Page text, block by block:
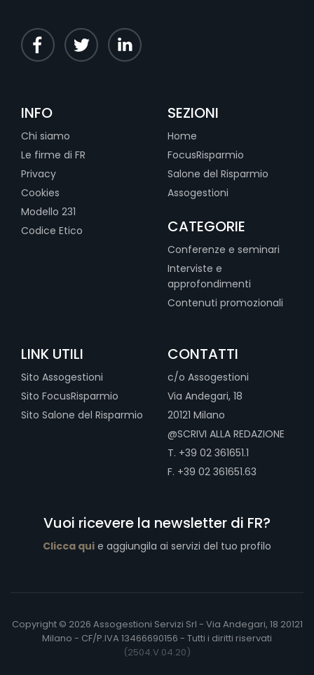
INFO
Chi siamo
Le firme di FR
Privacy
Cookies
Modello 231
Codice Etico
SEZIONI
Home
FocusRisparmio
Salone del Risparmio
Assogestioni
CATEGORIE
Conferenze e seminari
Interviste e
approfondimenti
Contenuti promozionali
LINK UTILI
Sito Assogestioni
Sito FocusRisparmio
Sito Salone del Risparmio
CONTATTI
c/o Assogestioni
Via Andegari, 18
20121 Milano
@SCRIVI ALLA REDAZIONE
T. +39 02 361651.1
F. +39 02 361651.63
Vuoi ricevere la newsletter di FR?
Clicca qui e aggiungila ai servizi del tuo profilo
Copyright © 2026 Assogestioni Servizi Srl - Via Andegari, 18 20121
Milano - CF/P.IVA 13466690156 - Tutti i diritti riservati
(2504.V.04.20)